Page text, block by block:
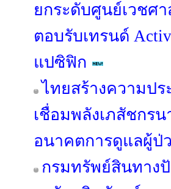
ยกระดับศูนย์เวชศ
ตอบรับเทรนด์
แปซิฟิก
ไทยสร้างความปร
เชื่อมพลังเภสัชกรน
อนาคตการดูแลผู้ป่
กรมทรัพย์สินทาง